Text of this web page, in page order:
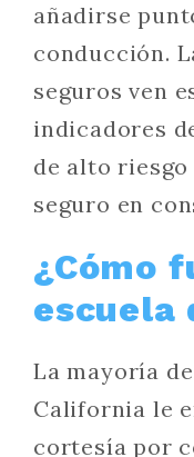
añadirse
conducción.
seguros ven
indicadores
de alto
seguro en
¿Cómo
escuela
La mayoría
California le
cortesía por